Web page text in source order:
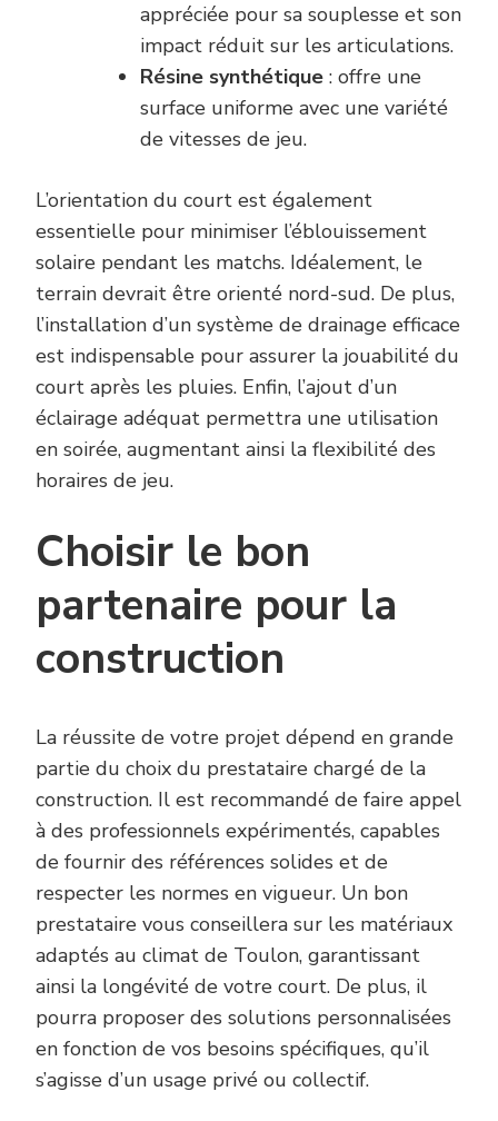
appréciée pour sa souplesse et son
impact réduit sur les articulations.
Résine synthétique : offre une
surface uniforme avec une variété
de vitesses de jeu.
L’orientation du court est également
essentielle pour minimiser l’éblouissement
solaire pendant les matchs. Idéalement, le
terrain devrait être orienté nord-sud. De plus,
l’installation d’un système de drainage efficace
est indispensable pour assurer la jouabilité du
court après les pluies. Enfin, l’ajout d’un
éclairage adéquat permettra une utilisation
en soirée, augmentant ainsi la flexibilité des
horaires de jeu.
Choisir le bon
partenaire pour la
construction
La réussite de votre projet dépend en grande
partie du choix du prestataire chargé de la
construction. Il est recommandé de faire appel
à des professionnels expérimentés, capables
de fournir des références solides et de
respecter les normes en vigueur. Un bon
prestataire vous conseillera sur les matériaux
adaptés au climat de Toulon, garantissant
ainsi la longévité de votre court. De plus, il
pourra proposer des solutions personnalisées
en fonction de vos besoins spécifiques, qu’il
s’agisse d’un usage privé ou collectif.